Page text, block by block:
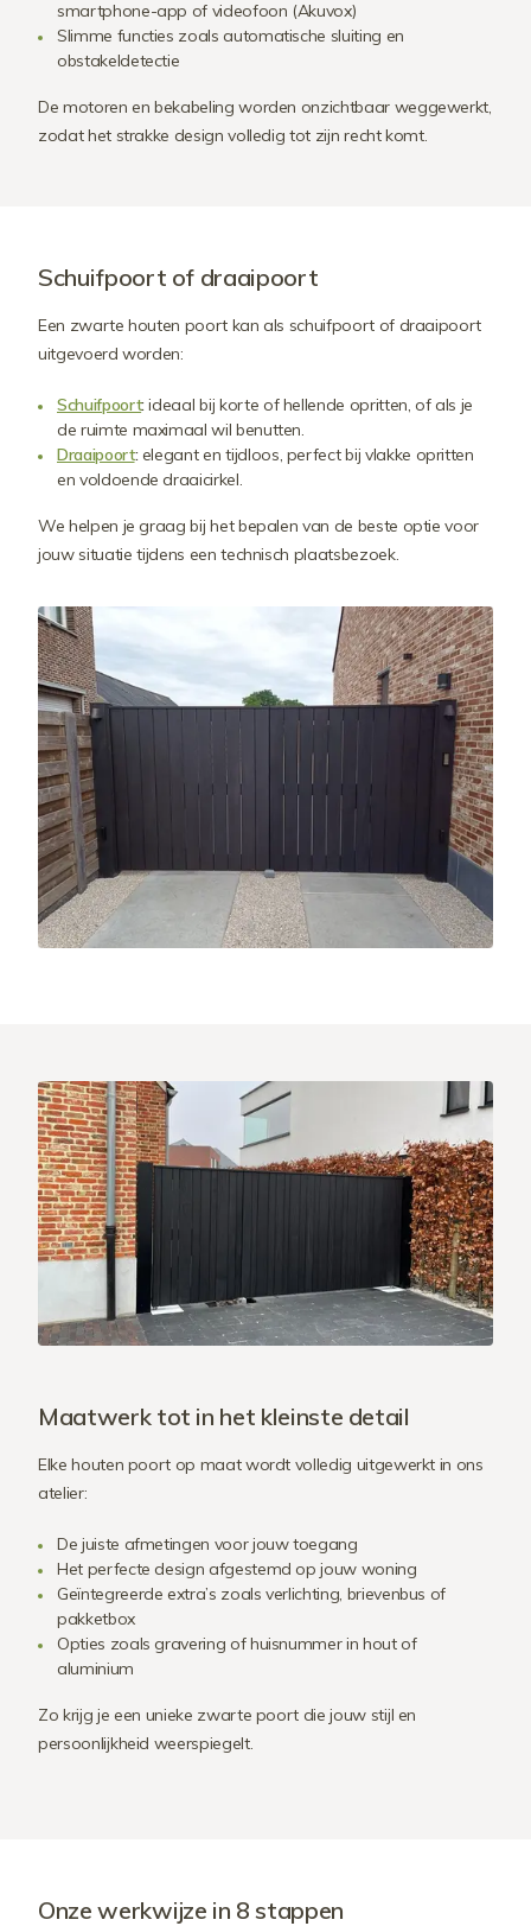
smartphone-app of videofoon (Akuvox)
Slimme functies zoals automatische sluiting en
obstakeldetectie
De motoren en bekabeling worden onzichtbaar weggewerkt,
zodat het strakke design volledig tot zijn recht komt.
Schuifpoort of draaipoort
Een zwarte houten poort kan als schuifpoort of draaipoort
uitgevoerd worden:
Schuifpoort:ideaal bij korte of hellende opritten, of als je
de ruimte maximaal wil benutten.
Draaipoort:elegant en tijdloos, perfect bij vlakke opritten
en voldoende draaicirkel.
We helpen je graag bij het bepalen van de beste optie voor
jouw situatie tijdens een technisch plaatsbezoek.
Maatwerk tot in het kleinste detail
Elke houten poort op maat wordt volledig uitgewerkt in ons
atelier:
De juiste afmetingen voor jouw toegang
Het perfecte design afgestemd op jouw woning
Geïntegreerde extra’s zoals verlichting, brievenbus of
pakketbox
Opties zoals gravering of huisnummer in hout of
aluminium
Zo krijg je een unieke zwarte poort die jouw stijl en
persoonlijkheid weerspiegelt.
Onze werkwijze in 8 stappen